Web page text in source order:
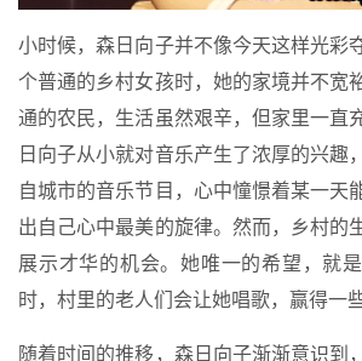
小时候，森日向子并不像今天这样光彩
个普通的乡村女孩时，她的家境并不宽
通的农民，生活虽然艰辛，但家里一直
日向子从小就对音乐产生了浓厚的兴趣
自城市的音乐节目，心中憧憬着某一天
出自己心中最美的旋律。然而，乡村的
展示才华的机会。她唯一的希望，就
时，村里的老人们会让她唱歌，赢得一
随着时间的推移，森日向子渐渐意识到